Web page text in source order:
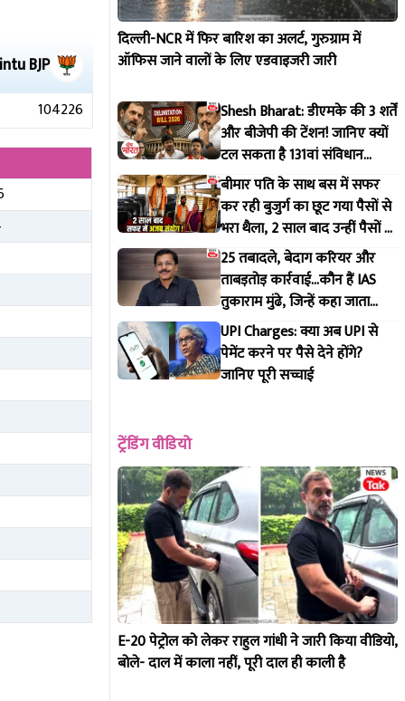
BJP
104226
दिल्ली-NCR में फिर बारिश का अलर्ट, गुरुग्राम में
ऑफिस जाने वालों के लिए एडवाइजरी जारी
Shesh Bharat: डीएमके की 3 शर्तें
और बीजेपी की टेंशन! जानिए क्यों
टल सकता है 131वां संविधान
संशोधन विधेयक
बीमार पति के साथ बस में सफर
कर रही बुजुर्ग का छूट गया पैसों से
भरा थैला, 2 साल बाद उन्हीं पैसों के
मिलने की गजब है कहानी
25 तबादले, बेदाग करियर और
ताबड़तोड़ कार्रवाई...कौन हैं IAS
तुकाराम मुंढे, जिन्हें कहा जाता
महाराष्ट्र FDA का 'सिंघम'
UPI Charges: क्या अब UPI से
पेमेंट करने पर पैसे देने होंगे?
जानिए पूरी सच्चाई
ट्रेंडिंग वीडियो
E-20 पेट्रोल को लेकर राहुल गांधी ने जारी किया वीडियो,
बोले- दाल में काला नहीं, पूरी दाल ही काली है